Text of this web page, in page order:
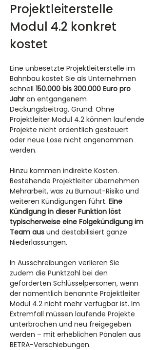
Projektleiterstelle
Modul 4.2 konkret
kostet
Eine unbesetzte Projektleiterstelle im
Bahnbau kostet Sie als Unternehmen
schnell 150.000 bis 300.000 Euro pro
Jahr an entgangenem
Deckungsbeitrag. Grund: Ohne
Projektleiter Modul 4.2 können laufende
Projekte nicht ordentlich gesteuert
oder neue Lose nicht angenommen
werden.
Hinzu kommen indirekte Kosten.
Bestehende Projektleiter übernehmen
Mehrarbeit, was zu Burnout-Risiko und
weiteren Kündigungen führt. Eine
Kündigung in dieser Funktion löst
typischerweise eine Folgekündigung im
Team aus und destabilisiert ganze
Niederlassungen.
In Ausschreibungen verlieren Sie
zudem die Punktzahl bei den
geforderten Schlüsselpersonen, wenn
der namentlich benannte Projektleiter
Modul 4.2 nicht mehr verfügbar ist. Im
Extremfall müssen laufende Projekte
unterbrochen und neu freigegeben
werden – mit erheblichen Pönalen aus
BETRA-Verschiebungen.